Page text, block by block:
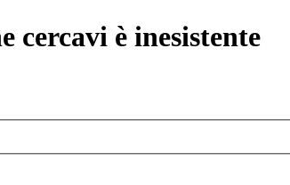
cercavi è inesistente